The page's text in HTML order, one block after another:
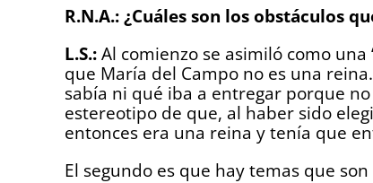
R.N.A.: ¿Cuáles son los obstáculos
L.S.: Al comienzo se asimiló como una
que María del Campo no es una
sabía ni qué iba a entregar porque
estereotipo de que, al haber sido
entonces era una reina y tenía que
El segundo es que hay temas que